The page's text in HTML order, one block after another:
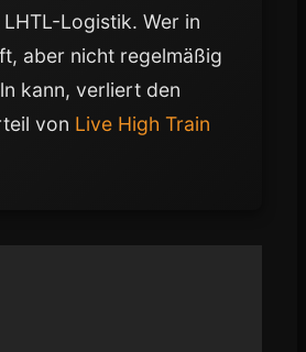
Logistik. Wer in
aber nicht regelmäßig
kann, verliert den
von Live High Train